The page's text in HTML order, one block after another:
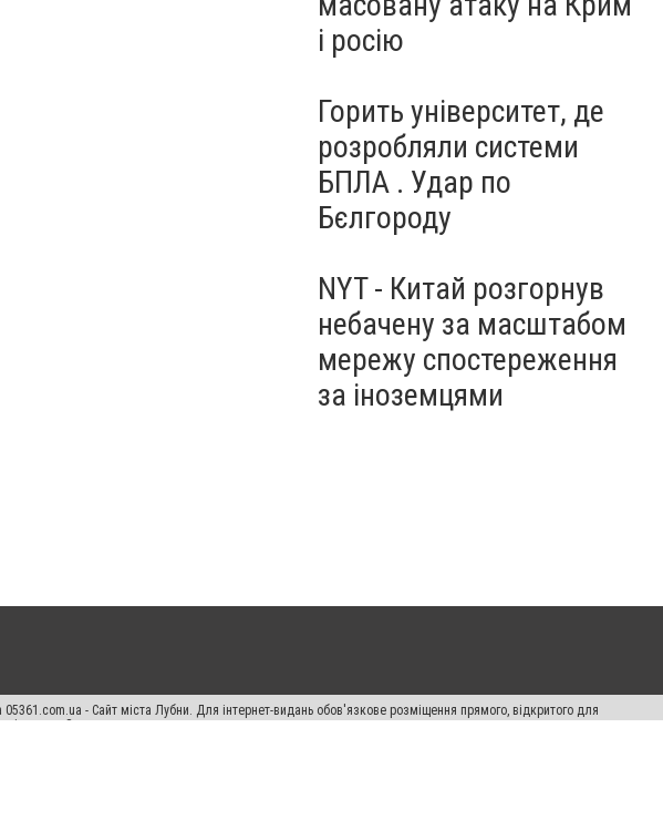
і росію
Горить університет, де
розробляли системи
БПЛА . Удар по
Бєлгороду
NYT - Китай розгорнув
небачену за масштабом
мережу спостереження
за іноземцями
- Сайт міста Лубни. Для інтернет-видань обов'язкове розміщення прямого, відкритого для
Законом.